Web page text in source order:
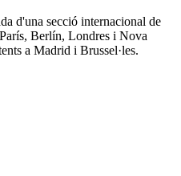
d'una secció internacional de
Berlín, Londres i Nova
a Madrid i Brussel·les.